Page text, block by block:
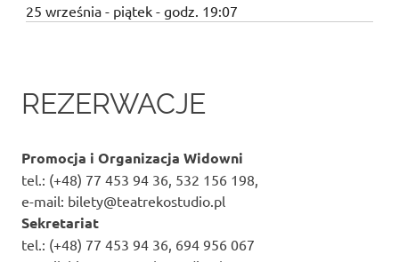
25 września - piątek - godz. 19:07
REZERWACJE
Promocja i Organizacja Widowni
tel.: (+48) 77 453 94 36, 532 156 198,
e-mail: bilety@teatrekostudio.pl
Sekretariat
tel.: (+48) 77 453 94 36, 694 956 067